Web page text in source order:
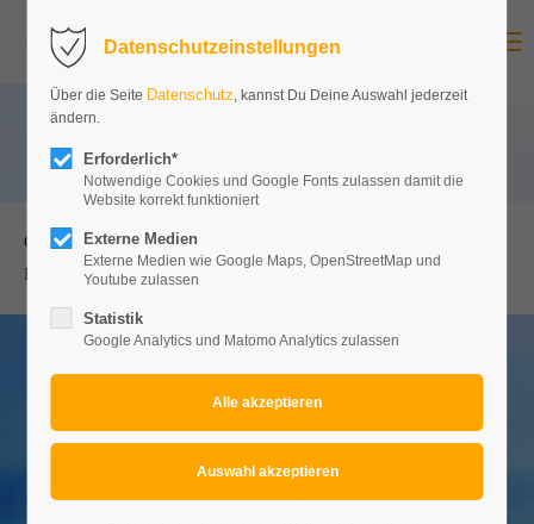
Copyright 2026. All Rights Reserved.
Impressum
Datenschutz
Datenschutzeinstellungen
Über die Seite Datenschutz, kannst Du Deine Auswahl jederzeit
ändern.
Erforderlich*
Notwendige Cookies und Google Fonts zulassen damit die
Website korrekt funktioniert
Externe Medien
Externe Medien wie Google Maps, OpenStreetMap und
Youtube zulassen
Statistik
Google Analytics und Matomo Analytics zulassen